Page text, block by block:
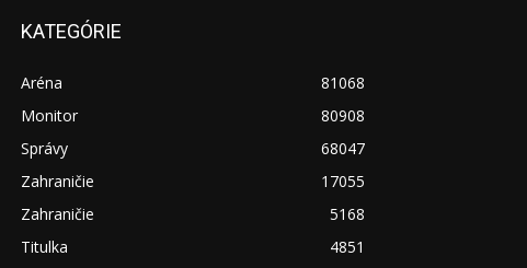
KATEGÓRIE
Aréna
81068
Monitor
80908
Správy
68047
Zahraničie
17055
Zahraničie
5168
Titulka
4851